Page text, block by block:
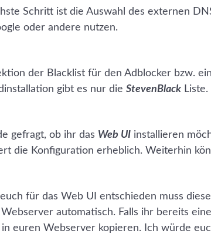
Schritt ist die Auswahl des externen
oder andere nutzen.
der Blacklist für den Adblocker bzw.
gibt es nur die StevenBlackListe.
gefragt, ob ihr das Web UIinstallieren
die Konfiguration erheblich. Weiterhin
für das Web UI entschieden muss
automatisch. Falls ihr bereits
in euren Webserver kopieren. Ich würde